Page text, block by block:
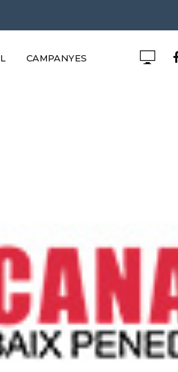
CAMPANYES